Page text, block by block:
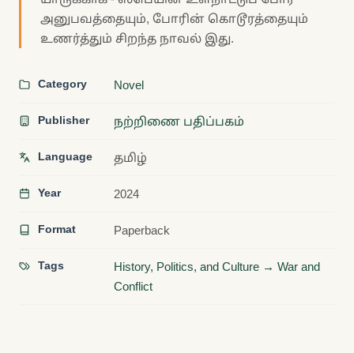
அனுபவத்தையும், போரின் கொடூரத்தையும்
உணர்த்தும் சிறந்த நாவல் இது.
Category Novel
Publisher நற்றிணை பதிப்பகம்
Language தமிழ்
Year 2024
Format Paperback
Tags
History, Politics, and Culture → War and
Conflict